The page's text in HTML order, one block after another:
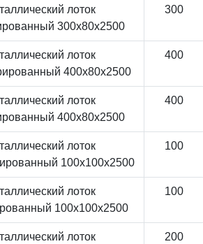
лоток
300x80x2500
300
лоток
400x80x2500
400
лоток
400x80x2500
400
лоток
100x100x2500
100
лоток
100x100x2500
100
лоток
200